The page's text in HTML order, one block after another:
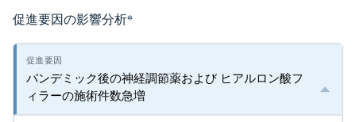
促進要因の影響分析*
パンデミック後の神経調節薬および ヒアルロン酸フ
ィラーの施術件数急増